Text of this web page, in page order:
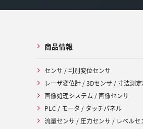
商品情報
センサ / 判別変位センサ
レーザ変位計 / 3Dセンサ / 寸法測
画像処理システム / 画像センサ
PLC / モータ / タッチパネル
流量センサ / 圧力センサ / レベルセ